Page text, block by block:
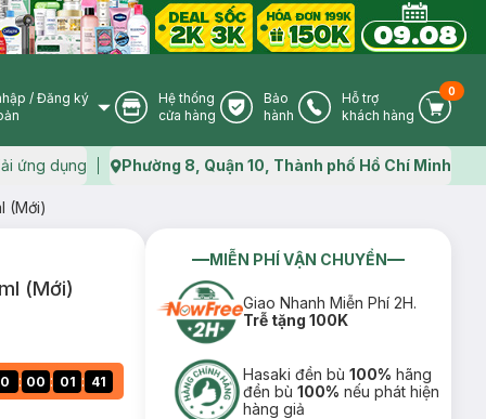
User Icon
/ Đăng ký
Store Icon
Hệ thống
cửa hàng
Warranty Icon
Bảo
hành
Phone Icon
Hỗ trợ
khách hàng
Cart
0
ứng dụng Map icon
Phường 8, Quận 10, Thành phố Hồ Chí Minh
(Mới)
(Mới)
0 : 00 : 01 : 40
MIỄN PHÍ VẬN CHUYỂN
Giao Nhanh Miễn Phí 2H.
Trễ tặng 100K
Hasaki đền bù100% hãng
đền bù100% nếu phát hiện
hàng giả